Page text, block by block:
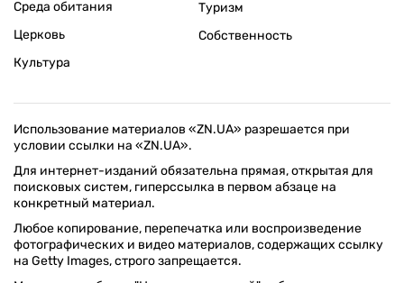
Среда обитания
Церковь
Культура
Туризм
Собственность
Использование материалов «ZN.UA» разрешается при
условии ссылки на «ZN.UA».
Для интернет-изданий обязательна прямая, открытая для
поисковых систем, гиперссылка в первом абзаце на
конкретный материал.
Любое копирование, перепечатка или воспроизведение
фотографических и видео материалов, содержащих ссылку
на Getty Images, строго запрещается.